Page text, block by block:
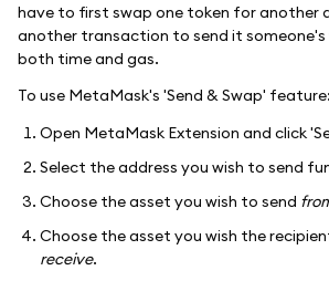
have to first swap one token for another
another transaction to send it someone's
both time and gas.
To use MetaMask's 'Send & Swap' feature:
Open MetaMask Extension and click
Select the address you wish to send
Choose the asset you wish to send
Choose the asset you wish the
receive.